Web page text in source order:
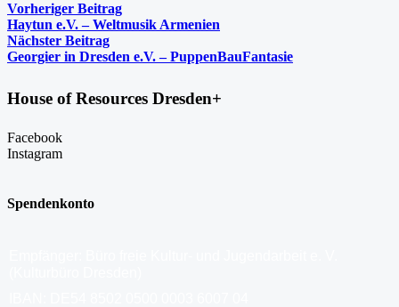
Vorheriger Beitrag
Haytun e.V. – Weltmusik Armenien
Nächster Beitrag
Georgier in Dresden e.V. – PuppenBauFantasie
House of Resources Dresden+
Facebook
Instagram
Spendenkonto